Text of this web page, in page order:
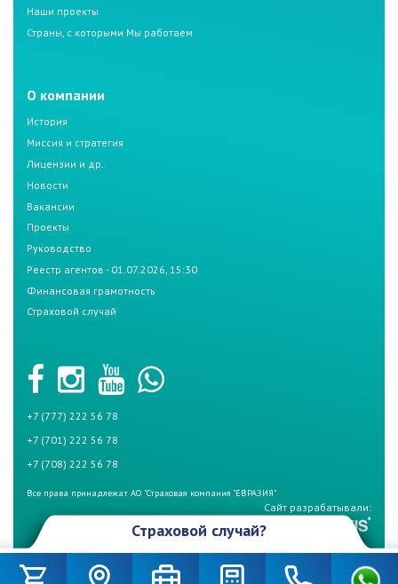
Наши проекты
Страны, с которыми Мы работаем
О компании
История
Миссия и стратегия
Лицензии и др.
Новости
Вакансии
Проекты
Руководство
Реестр агентов - 01.07.2026, 15:30
Финансовая грамотность
Страховой случай
+7 (777) 222 56 78
+7 (701) 222 56 78
+7 (708) 222 56 78
Все права принадлежат АО "Страховая компания "ЕВРАЗИЯ"
Сайт разрабатывали:
Страховой случай?
беспокойтесь, если у Вас страховой полис СК «Евразия». Для начала